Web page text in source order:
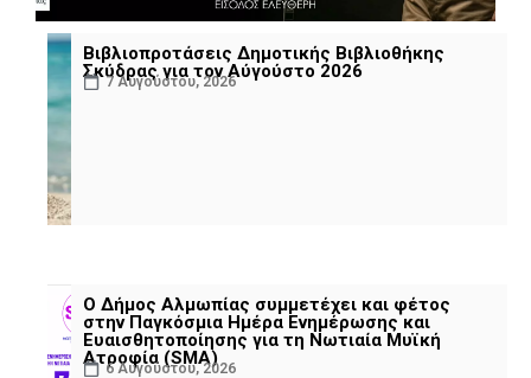
Βιβλιοπροτάσεις Δημοτικής Βιβλιοθήκης
Σκύδρας για τον Αύγούστο 2026
7 Αυγούστου, 2026
Ο Δήμος Αλμωπίας συμμετέχει και φέτος
στην Παγκόσμια Ημέρα Ενημέρωσης και
Ευαισθητοποίησης για τη Νωτιαία Μυϊκή
Ατροφία (SMA)
6 Αυγούστου, 2026